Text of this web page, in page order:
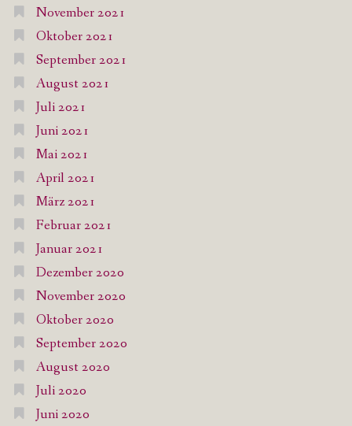
November 2021
Oktober 2021
September 2021
August 2021
Juli 2021
Juni 2021
Mai 2021
April 2021
März 2021
Februar 2021
Januar 2021
Dezember 2020
November 2020
Oktober 2020
September 2020
August 2020
Juli 2020
Juni 2020